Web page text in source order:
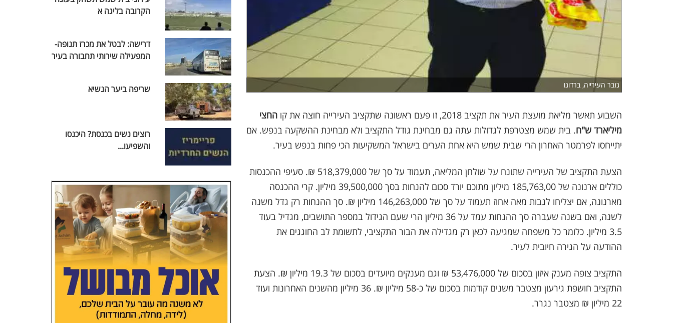
גזבר העירייה, ברדוגו
השבוע תאשר מליאת מועצת העיר את תקציב 2018, זו פעם ראשונה שתקציב העירייה חוצה את קו
החצי
מיליארד ש"ח. בית שמש מצטרפת לגדולות עתה גם מבחינת גודל התקציב ולא מבחינת ההשקעה בנפש. אם
יתייחסו לפרמטר האחרון הרי שבית שמש היא אחת הערים בישראל המשקיעות הכי פחות בנפש בעיר.
הצעת התקציב של העירייה שתונח על שולחן המליאה, תעמוד על סך של 518,379,000 ₪. סעיפי ההכנסות
כוללים ארנונה של 185,763,00 מיליון מתוכם יורד סכום להנחות בסך 39,500,000 מיליון. קרי ההכנסה
מארנונה, אם יצליחו לגבות מאה אחוז תעמוד על סך של 146,263,000 מיליון ₪. סך ההנחות רק גדל משנה
לשנה, ואם בשנה שעברה סך ההנחות עמד על 36 מיליון הרי שעם הגידול במספר התושבים, מגדיל בעוד
3.5 מיליון. כלומר כל משפחה שמגיעה לכאן רק מגדילה את הבור התקציבי, לתשומת לב החוגגים את
ההודעה על הגירה חיובית לעיר.
התקציב צופה מענק איזון בסכום של 53,476,000 ₪ וגם מענקים מיועדים בסכום של 19.3 מיליון ₪. הצעת
התקציב חושפת גירעון מצטבר משנים קודמות בסכום של כ-58 מיליון ₪. 36 מיליון מהשנים האחרונות ועוד
22 מיליון ₪ מצטבר נגרר.
הקרובה בליגה א
דרישה: לבטל את מכרז תנופה-
המפעילה שירותי תחבורה בעיר
שריפה ביער הנשיא
רוצים נשים בכנסת? היכנסו
והשפיעו...